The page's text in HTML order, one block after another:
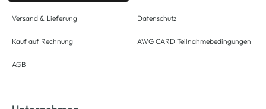
Versand & Lieferung
Kauf auf Rechnung
AGB
Datenschutz
AWG CARD Teilnahmebedingungen